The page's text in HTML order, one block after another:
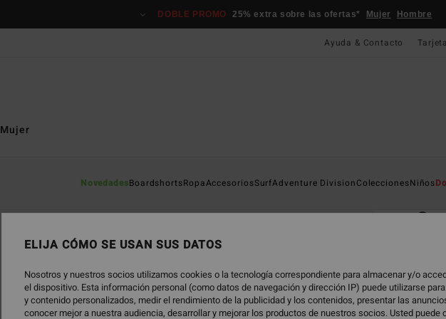
DOBLE PROMO 25% extra sobre las ofertas* Mujer Hombre
Ayuda & Contacto
NovedadesBoardshortsRopaAccesoriosSurfAdventure DivisionColeccionesNiños
Mujer
ELIJA CÓMO SE USAN SUS DATOS
Nosotros y nuestros socios utilizamos cookies o la tecnología correspondiente para almacenar y/o
el dispositivo. Esta información personal (como datos de navegación y dirección IP) puede utilizarse
y contenido personalizados, medir el rendimiento de la publicidad y los contenidos, presentar las
conocer mejor a nuestra audiencia, desarrollar y mejorar los productos de nuestros socios. Usted puede